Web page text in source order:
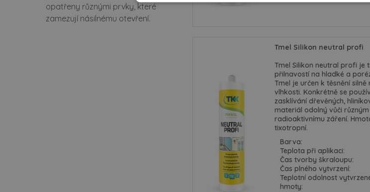
Tmel Silikon neutral profi
Tmel Silikon neutral profi je
přilnavostí na hladké a
Tmel je určen k těsnění
vlhkosti. Konkrétně se
zasklívání dřevěných,
materiál odolný vůči
radioaktivnímu záření.
tixotropní.
Barva:
Teplota při aplikaci:
Čas tvorby škraloupu:
Čas plného vytvrzení:
Teplotní odolnost
hmoty:
opatřeny různými prvky, které
zamezují násilnému otevření.